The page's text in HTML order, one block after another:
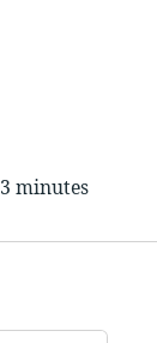
3 minutes